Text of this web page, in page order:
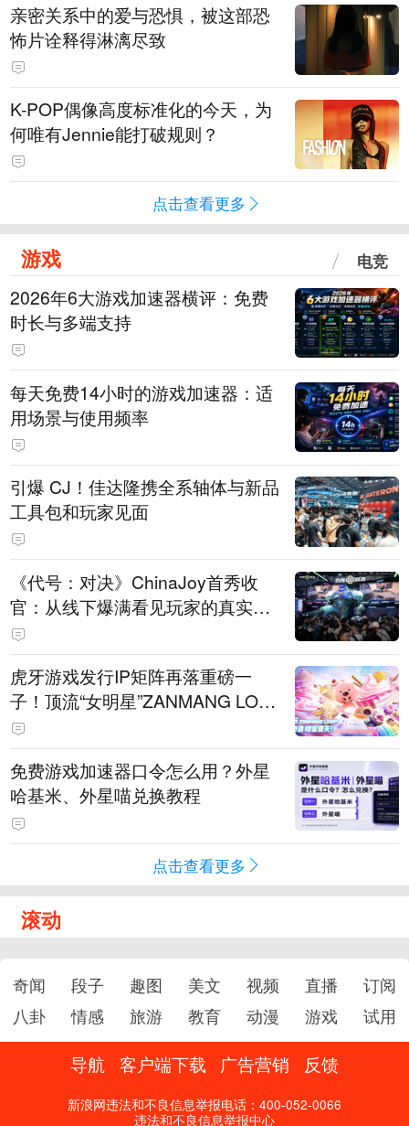
亲密关系中的爱与恐惧，被这部恐
怖片诠释得淋漓尽致
K-POP偶像高度标准化的今天，为
何唯有Jennie能打破规则？
点击查看更多
游戏 电竞
2026年6大游戏加速器横评：免费
时长与多端支持
每天免费14小时的游戏加速器：适
用场景与使用频率
引爆 CJ！佳达隆携全系轴体与新品
工具包和玩家见面
《代号：对决》ChinaJoy首秀收
官：从线下爆满看见玩家的真实期
待
虎牙游戏发行IP矩阵再落重磅一
子！顶流“女明星”ZANMANG LOO
PY 正版3D消除手游《消消奇遇》
惊喜曝光
免费游戏加速器口令怎么用？外星
哈基米、外星喵兑换教程
点击查看更多
滚动
奇闻 段子 趣图 美文 视频 直播
订阅
八卦
情感 旅游 教育 动漫 游戏 试用
导航 客户端下载 广告营销 反馈
新浪网违法和不良信息举报电话：400-052-0066
违法和不良信息举报中心